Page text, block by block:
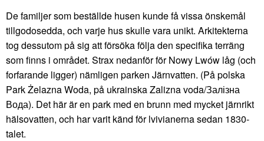
De familjer som beställde husen kunde få vissa önskemål
tillgodosedda, och varje hus skulle vara unikt. Arkitekterna
tog dessutom på sig att försöka följa den specifika terräng
som finns i området. Strax nedanför för Nowy Lwów låg (och
forfarande ligger) nämligen parken Järnvatten. (På polska
Park Żelazna Woda, på ukrainska Zalizna voda/Залізна
Вода). Det här är en park med en brunn med mycket järnrikt
hälsovatten, och har varit känd för lvivianerna sedan 1830-
talet.